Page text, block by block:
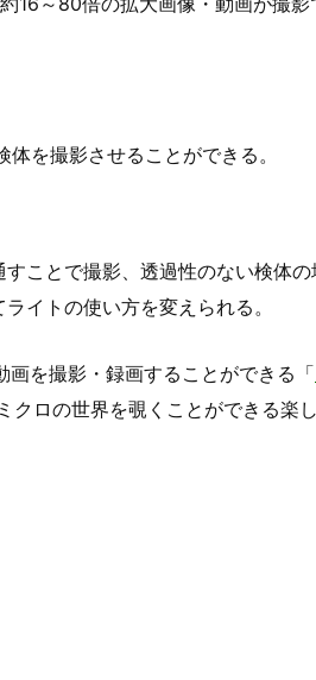
を撮影させることができる。
ことで撮影、透過性のない検体の
イトの使い方を変えられる。
を撮影・録画することができる「
クロの世界を覗くことができる楽